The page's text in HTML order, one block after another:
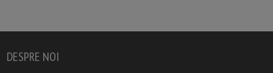
DESPRE NOI